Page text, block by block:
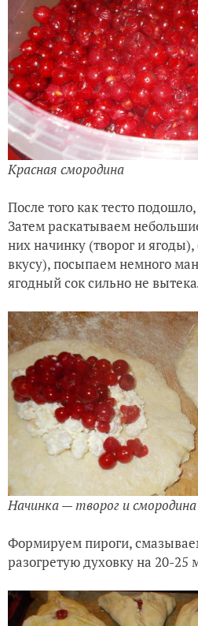
Красная смородина
После того как тесто
Затем раскатываем
них начинку (творог и
вкусу), посыпаем немного
ягодный сок сильно не
Начинка — творог и смородина
Формируем пироги,
разогретую духовку на 20-25